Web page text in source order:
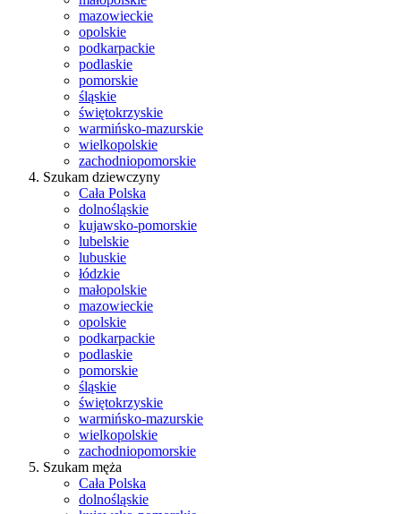
mazowieckie
opolskie
podkarpackie
podlaskie
pomorskie
śląskie
świętokrzyskie
warmińsko-mazurskie
wielkopolskie
zachodniopomorskie
Szukam dziewczyny
Cała Polska
dolnośląskie
kujawsko-pomorskie
lubelskie
lubuskie
łódzkie
małopolskie
mazowieckie
opolskie
podkarpackie
podlaskie
pomorskie
śląskie
świętokrzyskie
warmińsko-mazurskie
wielkopolskie
zachodniopomorskie
Szukam męża
Cała Polska
dolnośląskie